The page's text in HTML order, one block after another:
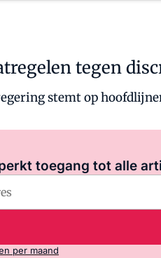
tegen
stemt op
toegang tot alle
per maand